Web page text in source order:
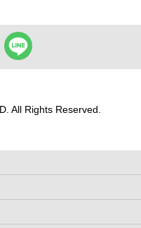
All Rights Reserved.